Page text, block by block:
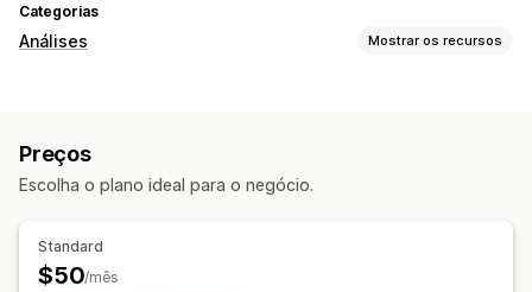
Categorias
Análises Mostrar os recursos
Acompanhamento de atividade
Acompanhamento de eventos
Carrinho abandonado
Preços
Escolha o plano ideal para o negócio.
Standard
$50/mês